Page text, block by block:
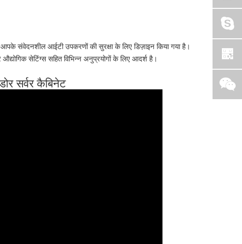
संवेदनशील आईटी उपकरणों की सुरक्षा के लिए डिज़ाइन किया गया है।
सेटिंग्स सहित विभिन्न अनुप्रयोगों के लिए आदर्श है।
सर्वर कैबिनेट